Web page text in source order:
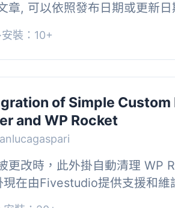
章, 可以依照發布日期或更新
序, 可以套用於首頁、分類頁或
安裝：10+
of Simple Custom
and WP Rocket
更改時，此外掛自動清理 WP
現在由Fivestudio提供支援和維